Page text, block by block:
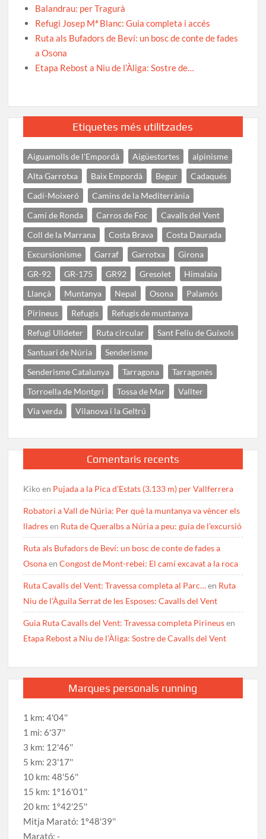
Balandrau: per Tragurà
Refugi Josep Mª Blanc: Guia completa i accés
Ruta als Bufadors de Beví: un bosc de conte de fades
a Osona
Etapa Rebost a Niu de l’Àliga: Sostre de…
Etiquetes més utilitzades
Aiguamolls de l'Empordà Aigüestortes
alpinisme
Alta Garrotxa
Baix Empordà Begur
Cadaqués
Cadí-Moixeró
Camins de la Mediterrània
Camí de Ronda
Carros de Foc
Cavalls del Vent
Coll de la Marrana
Costa Brava
Costa Daurada
Excursionisme
Garraf Garrotxa
Girona
GR-92
GR-175 GR92 Gresolet
Himalaia
Llançà
Muntanya Nepal Osona
Palamós
Pirineus
Refugis
Refugis de muntanya
Refugi Ulldeter
Ruta circular
Sant Feliu de Guíxols
Santuari de Núria
Senderisme
Senderisme Catalunya
Tarragona
Tarragonès
Torroella de Montgrí
Tossa de Mar
Vallter
Via verda
Vilanova i la Geltrú
Comentaris recents
Kikoen Pujada a la Pica d’Estats (3.133 m) per Vallferrera
Robatori a Vall de Núria: Per què la muntanya va vèncer els
lladresen Ruta de Queralbs a Núria a peu: guia de l’excursió
Ruta als Bufadors de Beví: un bosc de conte de fades a
OsonaenCongost de Mont-rebei: El camí excavat a la roca
Ruta Cavalls del Vent: Travessa completa al Parc…en Ruta
Niu de l’Àguila Serrat de les Esposes: Cavalls del Vent
Guia Ruta Cavalls del Vent: Travessa completa Pirineusen
Etapa Rebost a Niu de l’Àliga: Sostre de Cavalls del Vent
Marques personals running
1 km: 4'04''
1 mi: 6'37''
3 km: 12'46''
5 km: 23'17''
10 km: 48'56''
15 km: 1º16'01''
20 km: 1º42'25''
Mitja Marató: 1º48'39''
Marató: -